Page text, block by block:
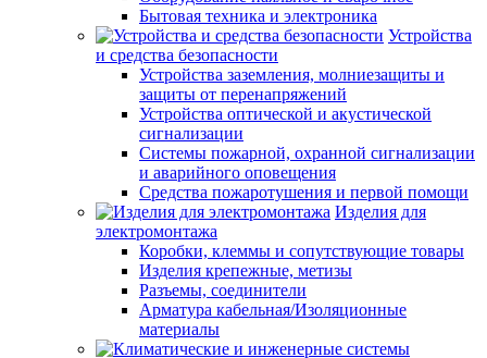
Бытовая техника и электроника
Устройства
и средства безопасности
Устройства заземления, молниезащиты и
защиты от перенапряжений
Устройства оптической и акустической
сигнализации
Системы пожарной, охранной сигнализации
и аварийного оповещения
Средства пожаротушения и первой помощи
Изделия для
электромонтажа
Коробки, клеммы и сопутствующие товары
Изделия крепежные, метизы
Разъемы, соединители
Арматура кабельная/Изоляционные
материалы